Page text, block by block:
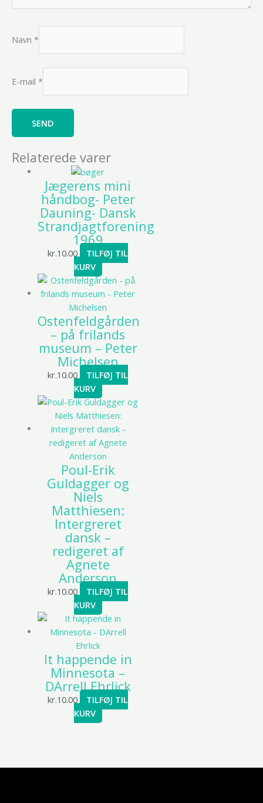
Navn *
E-mail *
Relaterede varer
Jægerens mini
håndbog- Peter
Dauning- Dansk
Strandjagtforening
1969
kr.10.00
TILFØJ TIL
KURV
Ostenfeldgården
– på frilands
museum – Peter
Michelsen
kr.10.00
TILFØJ TIL
KURV
Poul-Erik
Guldagger og
Niels
Matthiesen:
Intergreret
dansk –
redigeret af
Agnete
Anderson
kr.10.00
TILFØJ TIL
KURV
It happende in
Minnesota –
DArrell Ehrlick
kr.10.00
TILFØJ TIL
KURV